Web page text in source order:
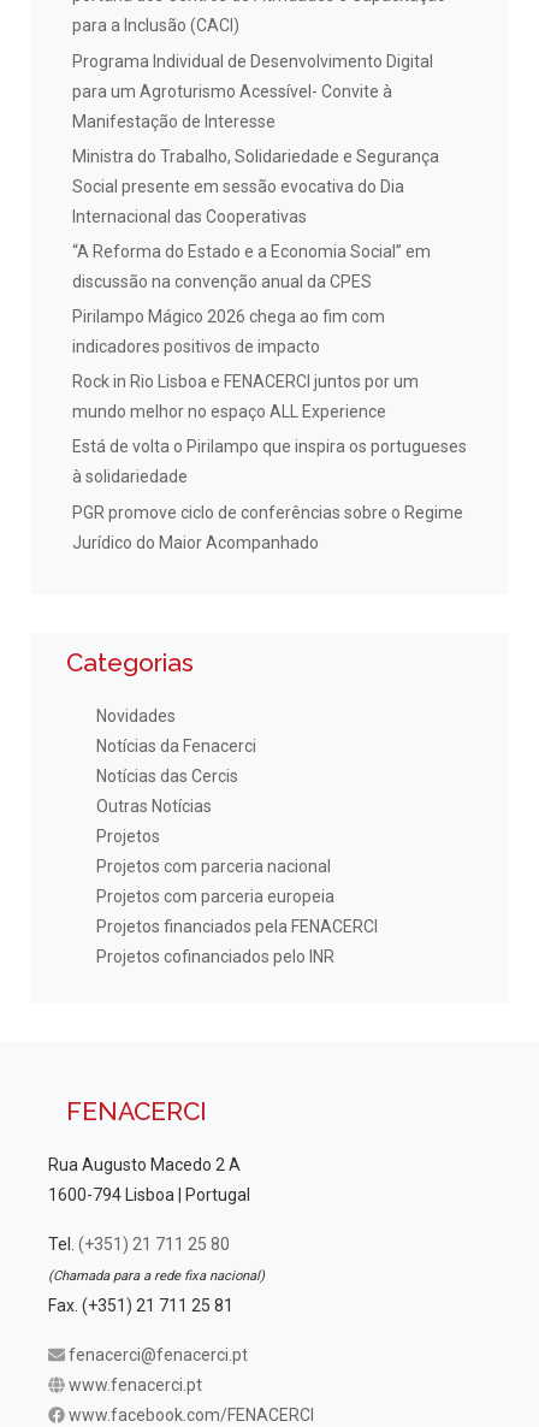
para a Inclusão (CACI)
Programa Individual de Desenvolvimento Digital
para um Agroturismo Acessível- Convite à
Manifestação de Interesse
Ministra do Trabalho, Solidariedade e Segurança
Social presente em sessão evocativa do Dia
Internacional das Cooperativas
“A Reforma do Estado e a Economia Social” em
discussão na convenção anual da CPES
Pirilampo Mágico 2026 chega ao fim com
indicadores positivos de impacto
Rock in Rio Lisboa e FENACERCI juntos por um
mundo melhor no espaço ALL Experience
Está de volta o Pirilampo que inspira os portugueses
à solidariedade
PGR promove ciclo de conferências sobre o Regime
Jurídico do Maior Acompanhado
Categorias
Novidades
Notícias da Fenacerci
Notícias das Cercis
Outras Notícias
Projetos
Projetos com parceria nacional
Projetos com parceria europeia
Projetos financiados pela FENACERCI
Projetos cofinanciados pelo INR
FENACERCI
Rua Augusto Macedo 2 A
1600-794 Lisboa | Portugal
Tel. (+351) 21 711 25 80
(Chamada para a rede fixa nacional)
Fax. (+351) 21 711 25 81
fenacerci@fenacerci.pt
www.fenacerci.pt
www.facebook.com/FENACERCI